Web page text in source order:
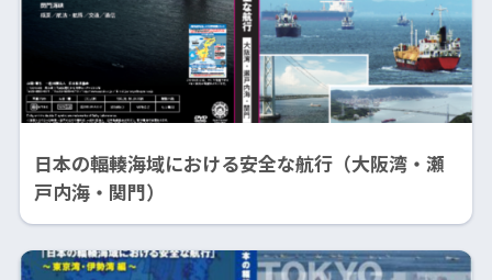
日本の輻輳海域における安全な航行（大阪湾・瀬
戸内海・関門）